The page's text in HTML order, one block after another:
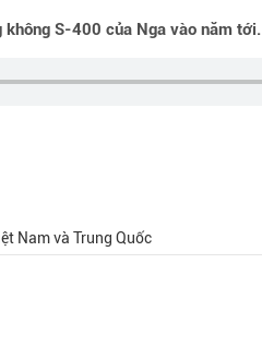
không S-400 của Nga vào năm tới.
Nam và Trung Quốc